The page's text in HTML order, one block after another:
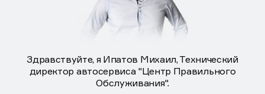
Здравствуйте, я Ипатов Михаил, Технический
директор автосервиса "Центр Правильного
Обслуживания".